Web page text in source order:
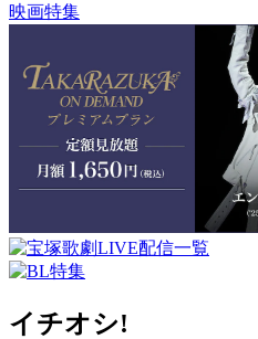
映画特集
イチオシ!